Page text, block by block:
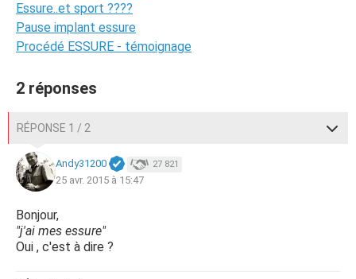
Essure..et sport ????
Pause implant essure
Procédé ESSURE - témoignage
2 réponses
RÉPONSE 1 / 2
Andy31200 27 821
25 avr. 2015 à 15:47
Bonjour,
"j'ai mes essure"
Oui , c'est à dire ?